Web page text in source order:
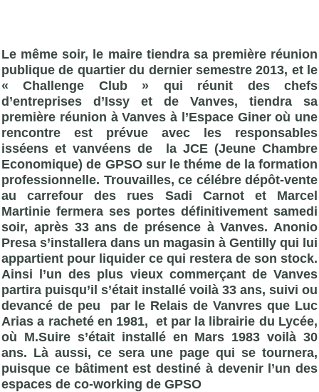
Le même soir, le maire tiendra sa première réunion
publique de quartier du dernier semestre 2013, et le
« Challenge Club » qui réunit des chefs
d’entreprises d’Issy et de Vanves, tiendra sa
première réunion à Vanves à l’Espace Giner où une
rencontre est prévue avec les responsables
isséens et vanvéens de la JCE (Jeune Chambre
Economique) de GPSO sur le théme de la formation
professionnelle. Trouvailles, ce célébre dépôt-vente
au carrefour des rues Sadi Carnot et Marcel
Martinie fermera ses portes définitivement samedi
soir, après 33 ans de présence à Vanves. Anonio
Presa s’installera dans un magasin à Gentilly qui lui
appartient pour liquider ce qui restera de son stock.
Ainsi l’un des plus vieux commerçant de Vanves
partira puisqu’il s’était installé voilà 33 ans, suivi ou
devancé de peu par le Relais de Vanvres que Luc
Arias a racheté en 1981, et par la librairie du Lycée,
où M.Suire s’était installé en Mars 1983 voilà 30
ans. Là aussi, ce sera une page qui se tournera,
puisque ce bâtiment est destiné à devenir l’un des
espaces de co-working de GPSO